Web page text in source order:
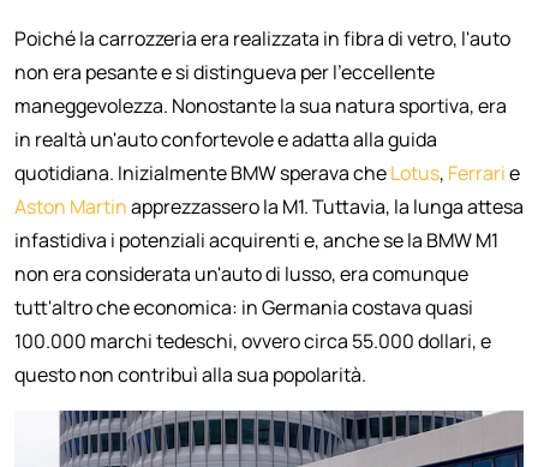
Poiché la carrozzeria era realizzata in fibra di vetro, l'auto
non era pesante e si distingueva per l'eccellente
maneggevolezza. Nonostante la sua natura sportiva, era
in realtà un'auto confortevole e adatta alla guida
quotidiana. Inizialmente BMW sperava cheLotus, Ferrarie
Aston Martinapprezzassero la M1. Tuttavia, la lunga attesa
infastidiva i potenziali acquirenti e, anche se la BMW M1
non era considerata un'auto di lusso, era comunque
tutt'altro che economica: in Germania costava quasi
100.000 marchi tedeschi, ovvero circa 55.000 dollari, e
questo non contribuì alla sua popolarità.